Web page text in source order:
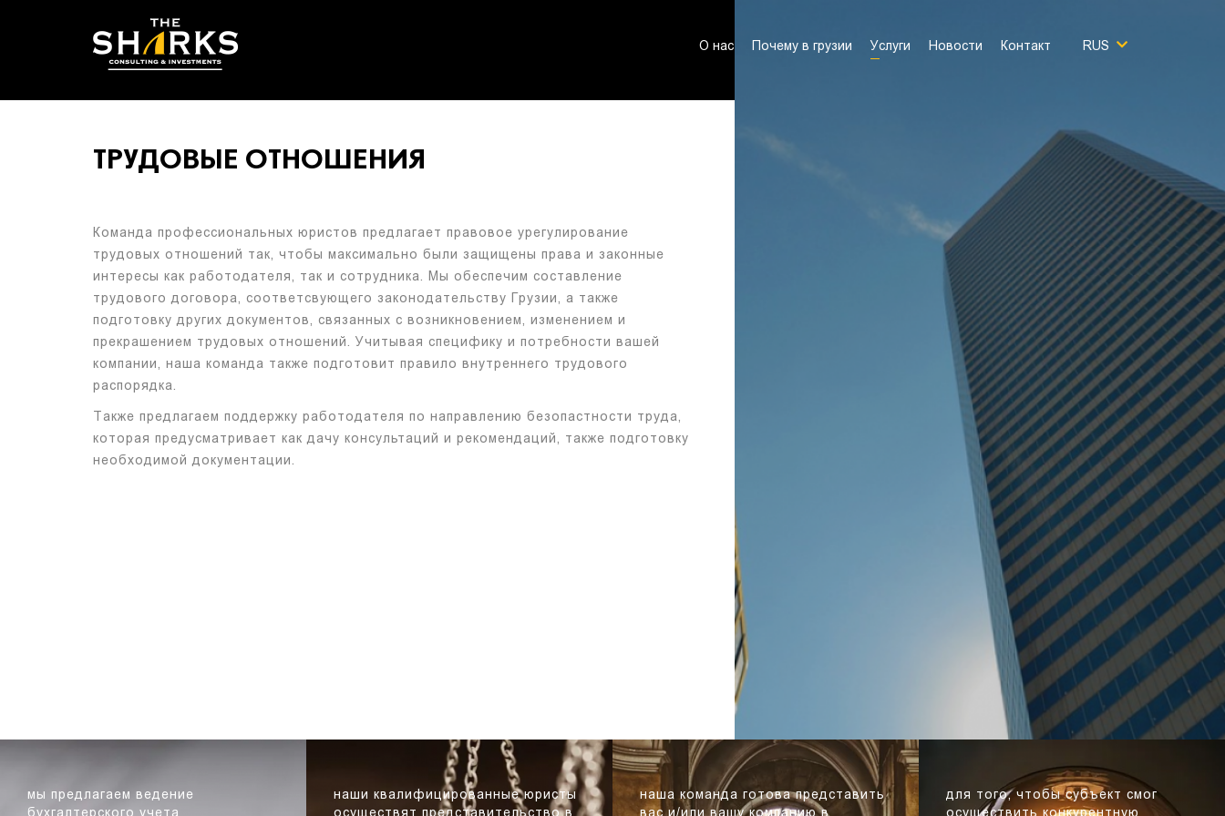
RUS
О нас Почему в грузии Услуги Новости Контакт
ТРУДОВЫЕ ОТНОШЕНИЯ
Команда профессиональных юристов предлагает правовое урегулирование
трудовых отношений так, чтобы максимально были защищены права и законные
интересы как работодателя, так и сотрудника. Мы обеспечим составление
трудового договора, соответсвующего законодательству Грузии, а также
подготовку других документов, связанных с возникновением, изменением и
прекрашением трудовых отношений. Учитывая специфику и потребности вашей
компании, наша команда также подготовит правило внутреннего трудового
распорядка.
Также предлагаем поддержку работодателя по направлению безопастности труда,
которая предусматривает как дачу консультаций и рекомендаций, также подготовку
необходимой документации.
мы предлагаем ведение
бухгалтерского учета
наши квалифицированные юристы
осуществят представительство в
наша команда готова представить
вас и/или вашу компанию в
для того, чтобы субъект смог
осуществить конкурентную